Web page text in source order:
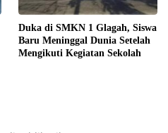
Duka di SMKN 1 Glagah, Siswa
Baru Meninggal Dunia Setelah
Mengikuti Kegiatan Sekolah